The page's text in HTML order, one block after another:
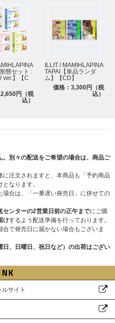
態セット :
ver.】【C
円（税
込）
ILLIT / MAMIHLAPINA
TAPAI【単品ランダ
ム】【CD】
価格：3,300円（税
込）
別々の配送をご希望の場合は、商品ご
注文されますと、本商品も「予約商品
なります。
合は、「一番遅い発売日」に併せての
センターの2営業日前の正午までにご購
けするよう配送準備を行っております。
で発売日に届かない場合もございま
日、日曜日、祝日など）の出荷はござい
サイト